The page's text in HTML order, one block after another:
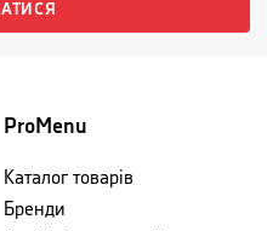
ProMenu
Каталог товарів
Бренди